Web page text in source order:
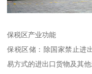
保税区产业功能
保税区储：除国家禁止进
易方式的进出口货物及其